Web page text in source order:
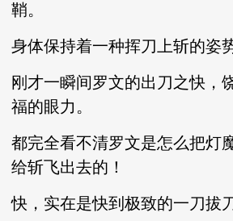
鞘。
身体保持着一种挥刀上斩的姿
刚才一瞬间罗文的出刀之快，
福的眼力。
都完全看不清罗文是怎么把灯
给斩飞出去的！
快，实在是快到极致的一刀拔